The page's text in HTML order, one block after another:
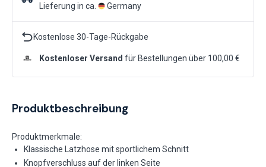
Lieferung in ca. Germany
Kostenlose 30-Tage-Rückgabe
Kostenloser Versand für Bestellungen über 100,00 €
Produktbeschreibung
Produktmerkmale:
Klassische Latzhose mit sportlichem Schnitt
Knopfverschluss auf der linken Seite